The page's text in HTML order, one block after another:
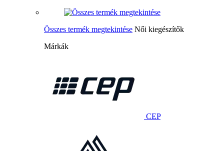
Összes termék megtekintése Női kiegészítők
Márkák
CEP